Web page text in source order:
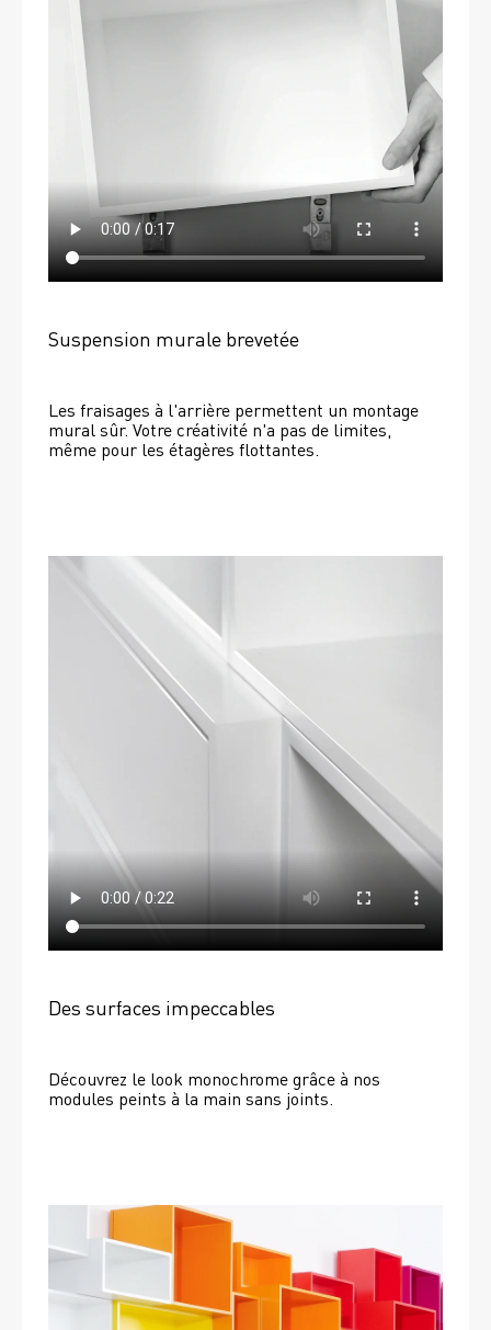
Suspension murale brevetée
Les fraisages à l'arrière permettent un montage
mural sûr. Votre créativité n'a pas de limites,
même pour les étagères flottantes.
Des surfaces impeccables
Découvrez le look monochrome grâce à nos
modules peints à la main sans joints.